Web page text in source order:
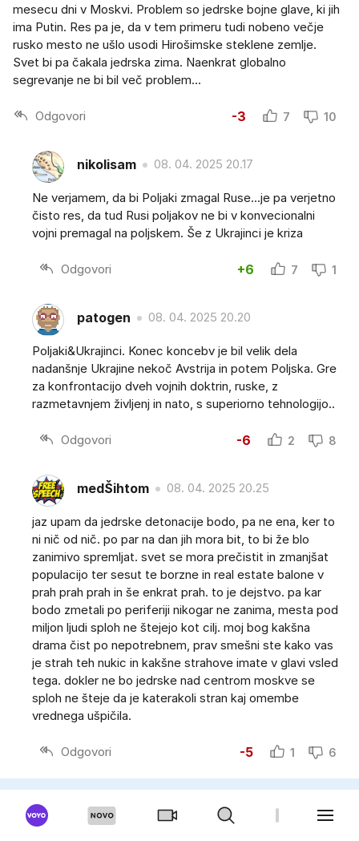
mesecu dni v Moskvi. Problem so jedrske bojne glave, ki jih
ima Putin. Res pa je, da v tem primeru tudi nobeno večje
rusko mesto ne ušlo usodi Hirošimske steklene zemlje.
Svet bi pa čakala jedrska zima. Naenkrat globalno
segrevanje ne bi bil več problem...
Odgovori -3 7 10
nikolisam 08. 04. 2025 20.17
Ne verjamem, da bi Poljaki zmagal Ruse...je pa verjetno
čisto res, da tud Rusi poljakov ne bi v konvecionalni
vojni premagal na poljskem. Še z Ukrajinci je kriza
Odgovori +6 7 1
patogen 08. 04. 2025 20.20
Poljaki&Ukrajinci. Konec koncebv je bil velik dela
nadanšnje Ukrajine nekoč Avstrija in potem Poljska. Gre
za konfrontacijo dveh vojnih doktrin, ruske, z
razmetavnjem življenj in nato, s superiorno tehnologijo..
Odgovori -6 2 8
medŠihtom 08. 04. 2025 20.25
jaz upam da jedrske detonacije bodo, pa ne ena, ker to
ni nič od nič. po par na dan jih mora bit, to bi že blo
zanimivo spremljat. svet se mora prečistit in zmanjšat
populacijo ter sesut te borzne in real estate balone v
prah prah prah in še enkrat prah. to je dejstvo. pa kar
bodo zmetali po periferiji nikogar ne zanima, mesta pod
miljon ljudi sploh ne štejejo kot cilj. moj bog kakšna
drama čist po nepotrebnem, prav smešni ste kako vas
je strah teh nukic in kakšne strahove imate v glavi vsled
tega. dokler ne bo jedrske nad centrom moskve se
sploh ne šteje da je katerakoli stran kaj omembe
vrednega ušpičila.
Odgovori -5 1 6